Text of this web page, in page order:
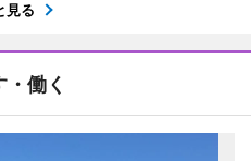
見る
・働く